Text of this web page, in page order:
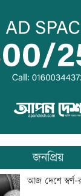
তনু হত্যার
হাফিজুরকে
দুদকের মামলায়
কারাদণ্ড
জিয়াউর
ডাক
জনপ্রিয়
আজ দেশে